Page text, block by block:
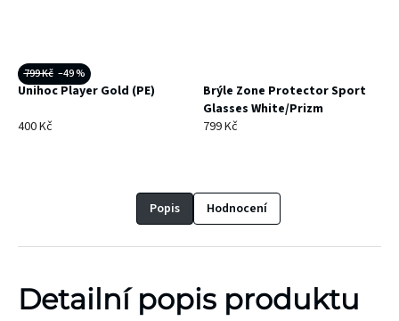
799 Kč –49 %
Unihoc Player Gold (PE)
400 Kč
Brýle Zone Protector Sport
Glasses White/Prizm
799 Kč
Popis Hodnocení
Detailní popis produktu